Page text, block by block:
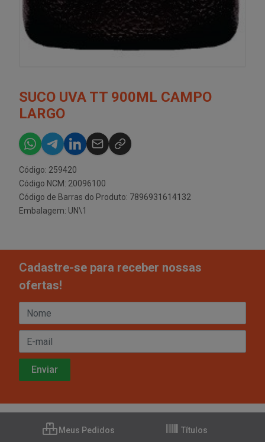
SUCO UVA TT 900ML CAMPO
LARGO
Código: 259420
Código NCM: 20096100
Código de Barras do Produto: 7896931614132
Embalagem: UN\1
Cadastre-se para receber nossas
ofertas!
Meus Pedidos Títulos